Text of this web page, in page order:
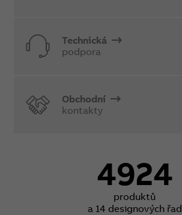
Technická
podpora
Obchodní
kontakty
4924
produktů
a 14 designových řad